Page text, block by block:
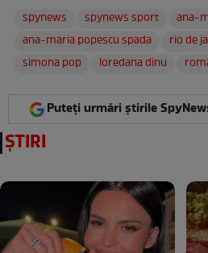
spynews
spynews sport
ana-
ana-maria popescu spada
rio de
simona pop
loredana dinu
Puteți urmări știrile
ȘTIRI